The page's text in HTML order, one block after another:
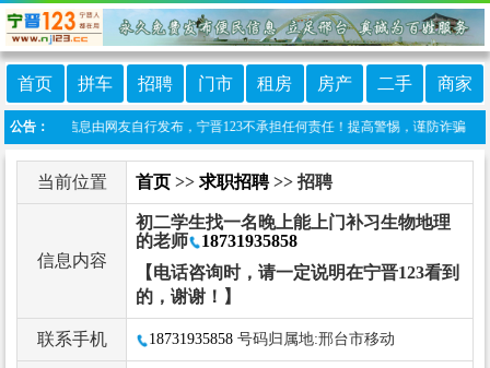
首页 拼车 招聘 门市 租房 房产 二手 商家
公告：
本栏目信息由网友自行发布，宁晋123不承担任何责任！提高警惕，谨防诈骗！做
当前位置 首页 >> 求职招聘>> 招聘
信息内容
初二学生找一名晚上能上门补习生物地理
的老师
18731935858
【电话咨询时，请一定说明在宁晋123看到
的，谢谢！】
联系手机 18731935858 号码归属地:邢台市移动